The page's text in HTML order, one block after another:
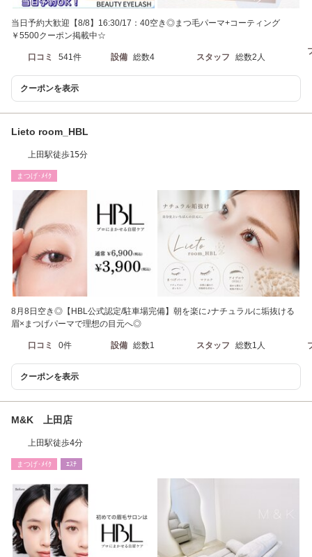
当日予約大歓迎【8/8】16:30/17：40空き◎まつ毛パーマ+コーティング
￥5500クーポン掲載中☆
口コミ 541件 設備 総数4 スタッフ 総数2人
クーポンを表示
Lieto room_HBL
上田駅徒歩15分
まつげ･ﾒｲｸ
8月8日空き◎【HBL公式認定/駐車場完備】朝を楽に♪ナチュラルに垢抜ける
眉×まつげパーマで理想の目元へ◎
口コミ 0件 設備 総数1 スタッフ 総数1人
クーポンを表示
M&K 上田店
上田駅徒歩4分
まつげ･ﾒｲｸ ｴｽﾃ